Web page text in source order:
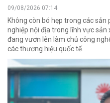
09/08/2026 07:14
Không còn bó hẹp trong các
nghiệp nội địa trong lĩnh vực
đang vươn lên làm chủ công
các thương hiệu quốc tế.